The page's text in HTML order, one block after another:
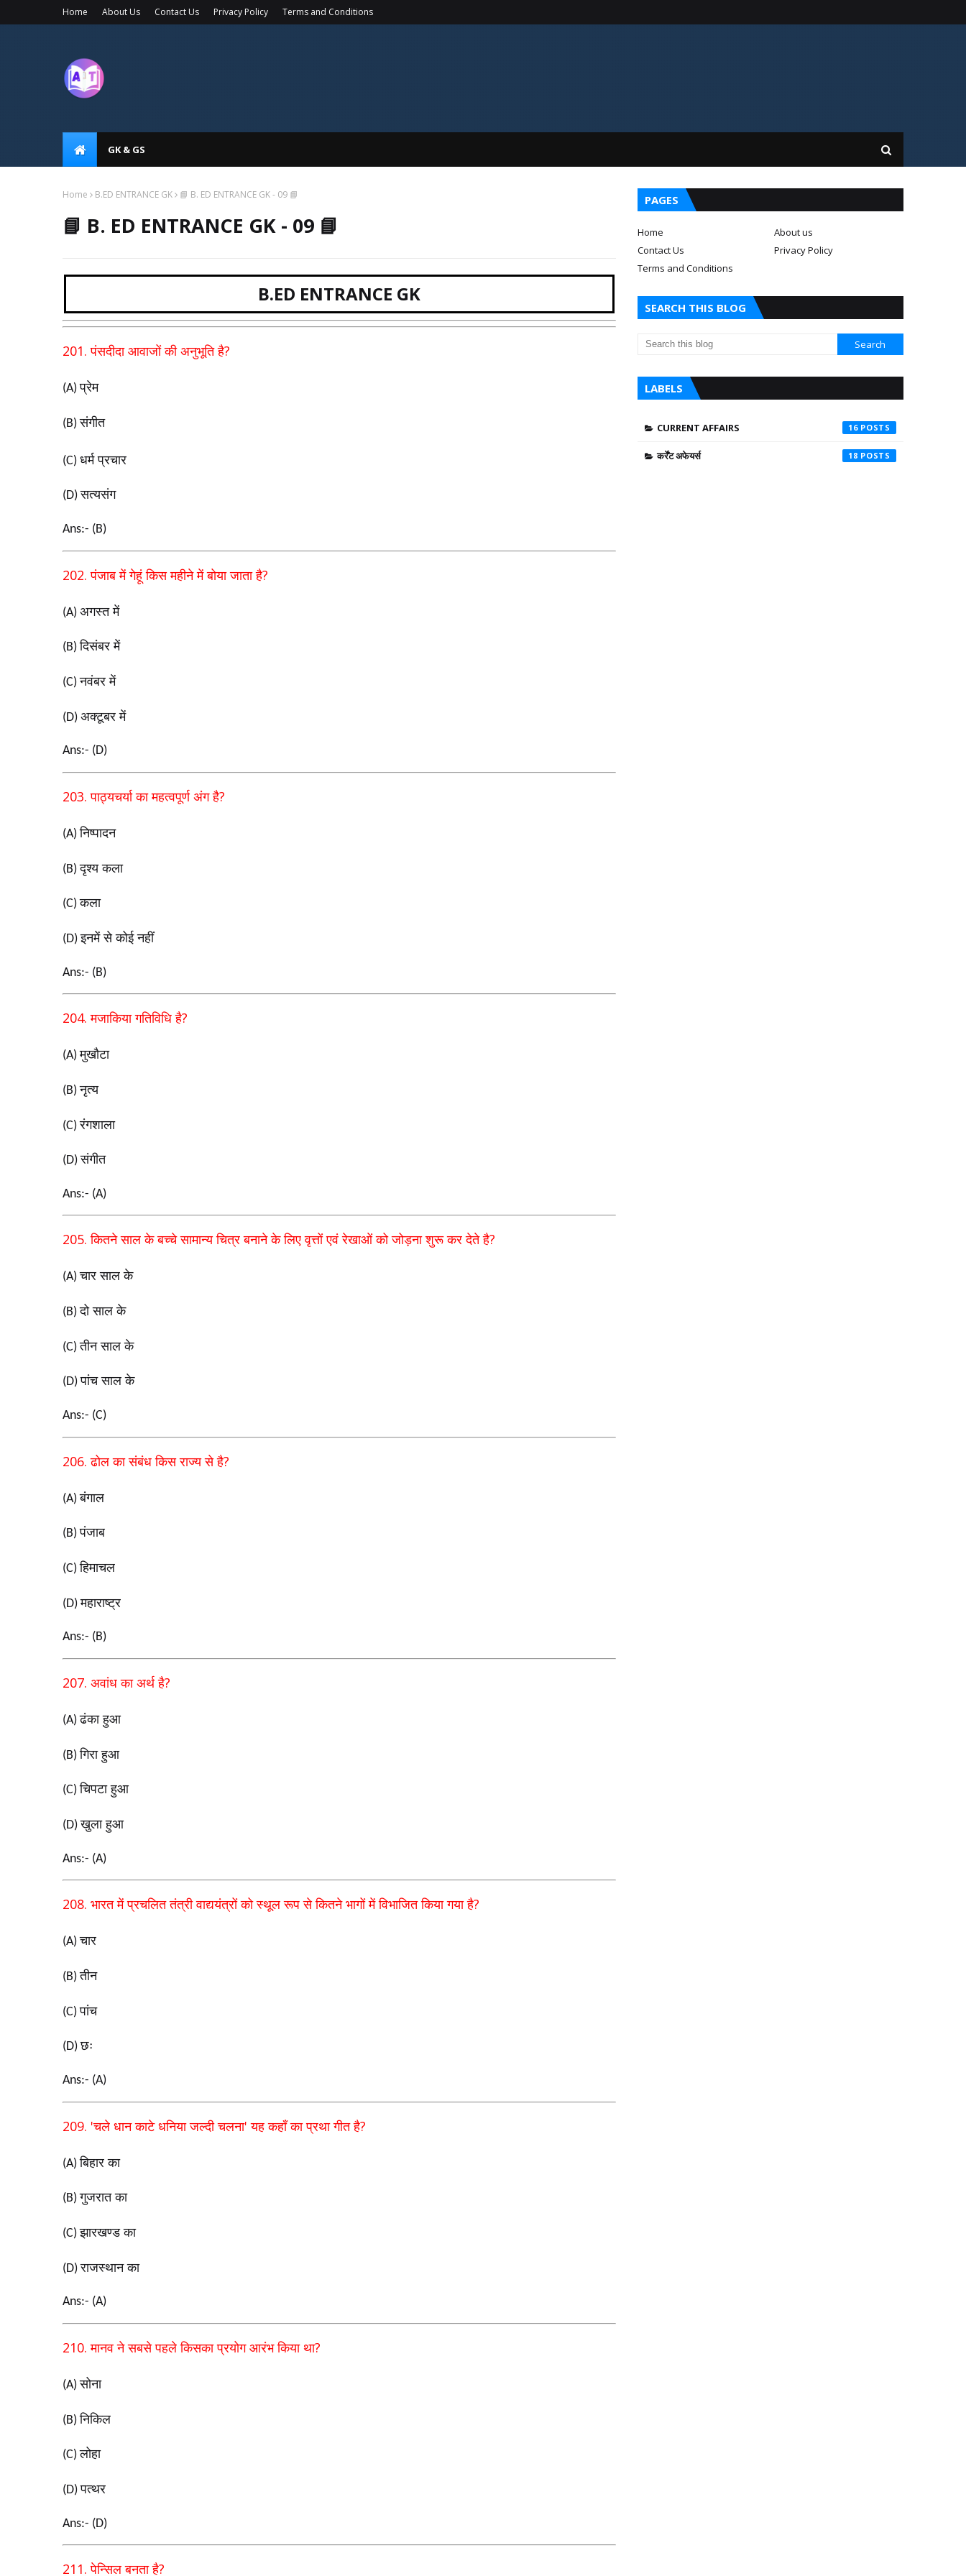
Home About Us Contact Us Privacy Policy Terms and Conditions
GK & GS
Home B.ED ENTRANCE GK 📘 B. ED ENTRANCE GK - 09 📘
📘 B. ED ENTRANCE GK - 09 📘
B.ED ENTRANCE GK
201.पंसदीदा आवाजों की अनुभूति है?
(A)प्रेम
(B)संगीत
(C) धर्म प्रचार
(D)सत्यसंग
Ans:- (B)
202.पंजाब में गेहूं किस महीने में बोया जाता है?
(A) अगस्त में
(B)दिसंबर में
(C)नवंबर में
(D) अक्टूबर में
Ans:- (D)
203.पाठ्यचर्या का महत्वपूर्ण अंग है?
(A)निष्पादन
(B)दृश्य कला
(C)कला
(D)इनमें से कोई नहीं
Ans:- (B)
204.मजाकिया गतिविधि है?
(A)मुखौटा
(B)नृत्य
(C)रंगशाला
(D)संगीत
Ans:- (A)
205.कितने साल के बच्चे सामान्य चित्र बनाने के लिए वृत्तों एवं रेखाओं को जोड़ना शुरू कर देते है?
(A)चार साल के
(B)दो साल के
(C)तीन साल के
(D)पांच साल के
Ans:- (C)
206.ढोल का संबंध किस राज्य से है?
(A)बंगाल
(B)पंजाब
(C)हिमाचल
(D)महाराष्ट्र
Ans:- (B)
207. अवांध का अर्थ है?
(A)ढंका हुआ
(B)गिरा हुआ
(C)चिपटा हुआ
(D)खुला हुआ
Ans:- (A)
208. भारत में प्रचलित तंत्री वाद्ययंत्रों को स्थूल रूप से कितने भागों में विभाजित किया गया है?
(A)चार
(B)तीन
(C)पांच
(D)छः
Ans:- (A)
209. 'चले धान काटे धनिया जल्दी चलना'यह कहाँ का प्रथा गीत है?
(A)बिहार का
(B)गुजरात का
(C)झारखण्ड का
(D)राजस्थान का
Ans:- (A)
210.मानव ने सबसे पहले किसका प्रयोग आरंभ किया था?
(A)सोना
(B)निकिल
(C)लोहा
(D)पत्थर
Ans:- (D)
211.पेन्सिल बनता है?
PAGES
Home
About us
Contact Us
Privacy Policy
Terms and Conditions
SEARCH THIS BLOG
LABELS
CURRENT AFFAIRS 16
कर्रेंट अफेयर्स 18